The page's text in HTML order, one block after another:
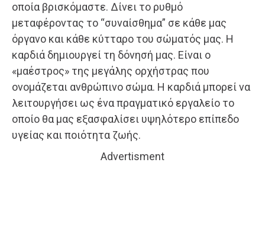
οποία βρισκόμαστε. Δίνει το ρυθμό
μεταφέροντας το “συναίσθημα” σε κάθε μας
όργανο και κάθε κύτταρο του σώματός μας. Η
καρδιά δημιουργεί τη δόνησή μας. Είναι ο
«μαέστρος» της μεγάλης ορχήστρας που
ονομάζεται ανθρώπινο σώμα. Η καρδιά μπορεί να
λειτουργήσει ως ένα πραγματικό εργαλείο το
οποίο θα μας εξασφαλίσει υψηλότερο επίπεδο
υγείας και ποιότητα ζωής.
Advertisment